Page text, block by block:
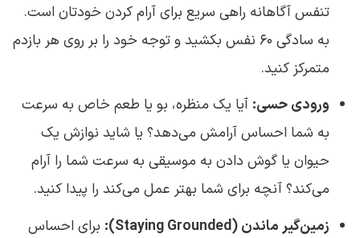
تنفس آگاهانه راهی سریع برای آرام کردن خودتان است.
به سادگی ۶۰ نفس بکشید و توجه خود را بر روی هر بازدم
متمرکز کنید.
ورودی حسی: آیا یک منظره، بو یا طعم خاص به سرعت
به شما احساس آرامش می‌دهد؟ یا شاید نوازش یک
حیوان یا گوش دادن به موسیقی به سرعت شما را آرام
می‌کند؟ آنچه برای شما بهتر عمل می‌کند را پیدا کنید.
زمین‌گیر ماندن (Staying Grounded):
برای احساس